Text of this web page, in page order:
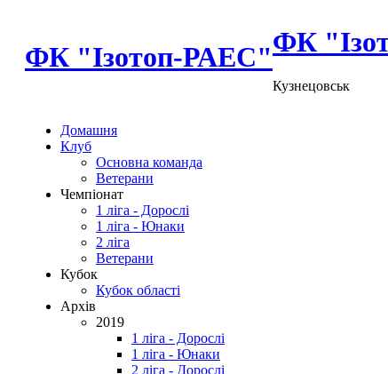
ФК "Ізотоп-РАЕС"ФК
Кузнецовськ
Домашня
Клуб
Основна команда
Ветерани
Чемпіонат
1 ліга - Дорослі
1 ліга - Юнаки
2 ліга
Ветерани
Кубок
Кубок області
Архів
2019
1 ліга - Дорослі
1 ліга - Юнаки
2 ліга - Дорослі